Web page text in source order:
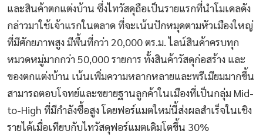
และสินค้าตกแต่งบ้าน ซึ่งไทวัสดุถือเป็นรายแรกที่นำโมเดลดัง
กล่าวมาใช้เจ้าแรกในตลาด ที่จะเน้นปักหมุดตามหัวเมืองใหญ่
ที่มีศักยภาพสูง มีพื้นที่กว่า 20,000 ตร.ม. ไลน์สินค้าครบทุก
หมวดหมู่มากกว่า 50,000 รายการ ทั้งสินค้าวัสดุก่อสร้าง และ
ของตกแต่งบ้าน เน้นเพิ่มความหลากหลายและพรีเมียมมากขึ้น
สามารถตอบโจทย์และขยายฐานลูกค้าในเมืองที่เป็นกลุ่ม Mid-
to-High ที่มีกำลังซื้อสูง โดยฟอร์แมตใหม่นี้ส่งผลสำเร็จในเชิง
รายได้เมื่อเทียบกับไทวัสดุฟอร์แมตเดิมโตขึ้น 30%